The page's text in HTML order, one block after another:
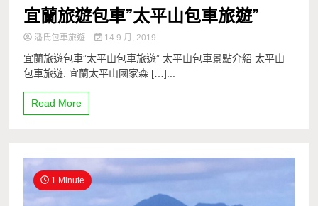
宜蘭旅遊包車”太平山包車旅遊”
潘氏包車旅遊 14 9 月, 2019
宜蘭旅遊包車”太平山包車旅遊” 太平山包車景點介紹 太平山
包車旅遊. 宜蘭太平山國家森 […]...
Read More
1 Minute